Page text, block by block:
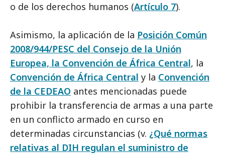
o de los derechos humanos (Artículo 7).
Asimismo, la aplicación de la Posición Común
2008/944/PESC del Consejo de la Unión
Europea, la Convención de África Central, la
Convención de África Central y la Convención
de la CEDEAO antes mencionadas puede
prohibir la transferencia de armas a una parte
en un conflicto armado en curso en
determinadas circunstancias (v. ¿Qué normas
relativas al DIH regulan el suministro de